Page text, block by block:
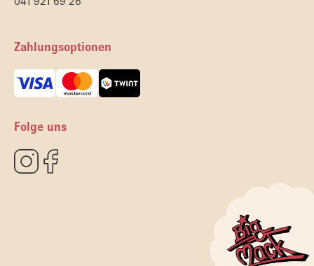
Zahlungsoptionen
Folge uns